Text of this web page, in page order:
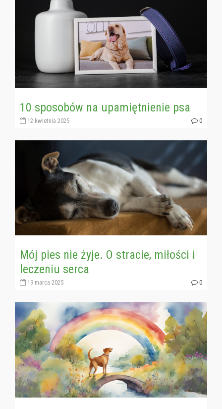
10 sposobów na upamiętnienie psa
12 kwietnia 2025 0
Mój pies nie żyje. O stracie, miłości i
leczeniu serca
19 marca 2025 0